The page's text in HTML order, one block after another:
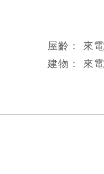
屋齡： 來
建物： 來